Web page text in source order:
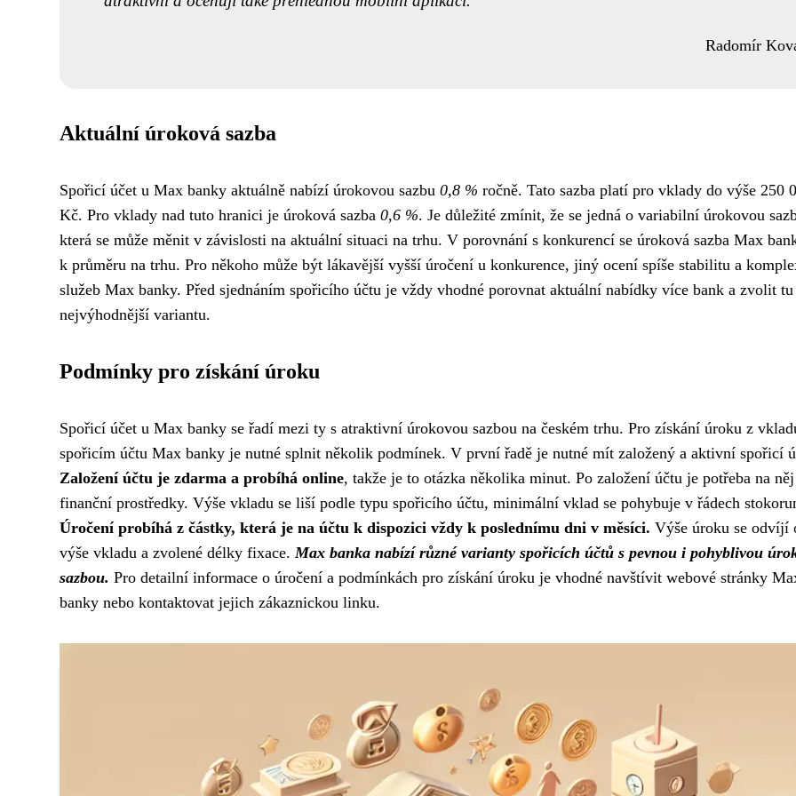
Radomír
Aktuální úroková sazba
Spořicí účet u Max banky aktuálně nabízí úrokovou sazbu 0,8 % ročně. Tato sazba platí pro vklady do výše 250
Kč. Pro vklady nad tuto hranici je úroková sazba 0,6 %. Je důležité zmínit, že se jedná o variabilní úrokovou
která se může měnit v závislosti na aktuální situaci na trhu. V porovnání s konkurencí se úroková sazba Max
k průměru na trhu. Pro někoho může být lákavější vyšší úročení u konkurence, jiný ocení spíše stabilitu a
služeb Max banky. Před sjednáním spořicího účtu je vždy vhodné porovnat aktuální nabídky více bank a zvolit tu
nejvýhodnější variantu.
Podmínky pro získání úroku
Spořicí účet u Max banky se řadí mezi ty s atraktivní úrokovou sazbou na českém trhu. Pro získání úroku z
spořicím účtu Max banky je nutné splnit několik podmínek. V první řadě je nutné mít založený a aktivní spořicí
Založení účtu je zdarma a probíhá online, takže je to otázka několika minut. Po založení účtu je potřeba na
finanční prostředky. Výše vkladu se liší podle typu spořicího účtu, minimální vklad se pohybuje v řádech
Úročení probíhá z částky, která je na účtu k dispozici vždy k poslednímu dni v měsíci. Výše úroku se odvíjí
výše vkladu a zvolené délky fixace.Max banka nabízí různé varianty spořicích účtů s pevnou i pohyblivou
sazbou. Pro detailní informace o úročení a podmínkách pro získání úroku je vhodné navštívit webové stránky
banky nebo kontaktovat jejich zákaznickou linku.